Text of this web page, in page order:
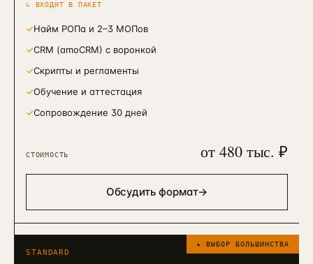
↳ ВХОДИТ В ПАКЕТ
✓Найм РОПа и 2–3 МОПов
✓CRM (amoCRM) с воронкой
✓Скрипты и регламенты
✓Обучение и аттестация
✓Сопровождение 30 дней
СТОИМОСТЬ от 480 тыс. ₽
Обсудить формат→
★ ВЫБОР БОЛЬШИНСТВА
STANDARD